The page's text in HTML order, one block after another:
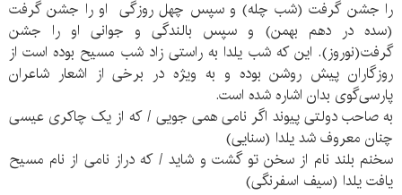
را جشن گرفت (شب چله) و سپس چهل روزگی او را جشن گرفت
(سده در دهم بهمن) و سپس بالندگی و جوانی او را جشن
گرفت(نوروز). این که شب یلدا به راستی زاد شب مسیح بوده است از
روزگاران پیش روشن بوده و به ویژه در برخی از اشعار شاعران
پارسی‌گوی بدان اشاره شده است.
به صاحب دولتی پیوند اگر نامی همی جویی / که از یک چاکری عیسی
چنان معروف شد یلدا (سنایی)
سخنم بلند نام از سخن تو گشت و شاید / که دراز نامی از نام مسیح
یافت یلدا (سیف اسفرنگی)